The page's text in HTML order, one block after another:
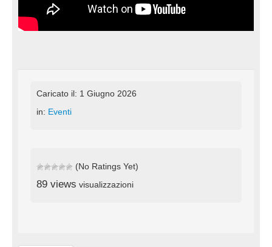
Caricato il: 1 Giugno 2026
in: Eventi
(No Ratings Yet)
89 views visualizzazioni